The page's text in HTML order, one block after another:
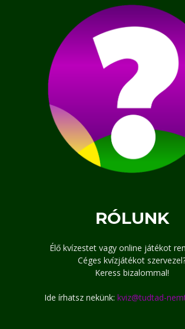
RÓLUNK
Élő kvízestet vagy online játékot
Céges kvízjátékot
Keress bizalommal!
Ide írhatsz nekünk: kviz@tudtad-